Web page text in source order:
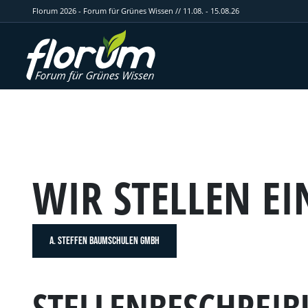
Florum 2026 - Forum für Grünes Wissen // 11.08. - 15.08.26
WIR STELLEN
A. STEFFEN BAUMSCHULEN GMBH